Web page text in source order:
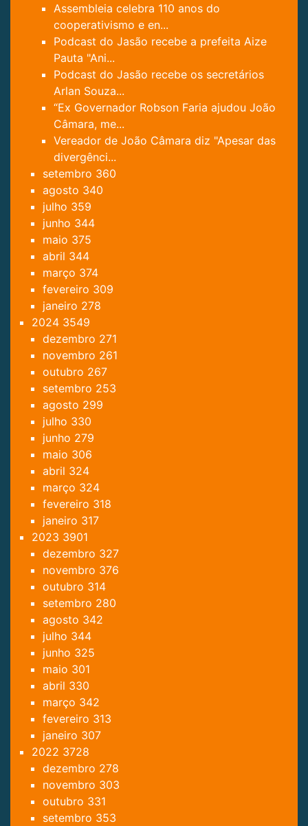
Assembleia celebra 110 anos do
cooperativismo e en...
Podcast do Jasão recebe a prefeita Aize
Pauta "Ani...
Podcast do Jasão recebe os secretários
Arlan Souza...
“Ex Governador Robson Faria ajudou João
Câmara, me...
Vereador de João Câmara diz "Apesar das
divergênci...
setembro 360
agosto 340
julho 359
junho 344
maio 375
abril 344
março 374
fevereiro 309
janeiro 278
2024 3549
dezembro 271
novembro 261
outubro 267
setembro 253
agosto 299
julho 330
junho 279
maio 306
abril 324
março 324
fevereiro 318
janeiro 317
2023 3901
dezembro 327
novembro 376
outubro 314
setembro 280
agosto 342
julho 344
junho 325
maio 301
abril 330
março 342
fevereiro 313
janeiro 307
2022 3728
dezembro 278
novembro 303
outubro 331
setembro 353